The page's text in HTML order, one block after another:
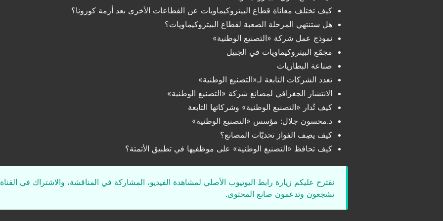
كيف تختلف معاناة قطاع البيتروكيماويات عن القطاعات الأخرى بعد أزمة كورونا؟
هل ستنتهي المرحلة الصعبة لقطاع البيتروكيماويات؟
نموذج عمل شركة «التصنيع الوطنية»
مجمّع البيتروكيماويات في الجبيل
صناعة البطاريات
تعدد الشركات التابعة لـ«التصنيع الوطنية»
الانتشار الجغرافي لمصانع شركة «التصنيع الوطنية»
كيف تُدار «التصنيع الوطنية» وشركاتها التابعة
د.محسون جلال: مؤسس «التصنيع الوطنية»
كيف يصِف الفواز تحديّات المصانع؟
كيف تحافظ «التصنيع الوطنية» على موظفيها في تطبيق الأتمتة؟
نقترح عليكم زيارة رابط اليوتيوب الأصلي لمشاهدة الفيديو، المشاركة في المناقشة، والاشتراك في
تشجعون وتدعمون صانع المحتوى.